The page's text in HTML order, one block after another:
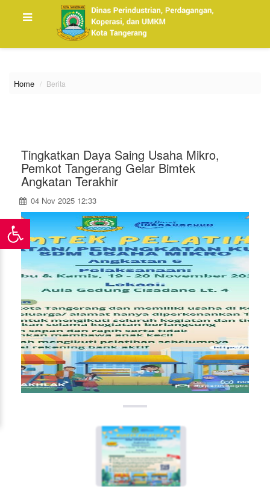
Home Berita
Tingkatkan Daya Saing Usaha Mikro,
Pemkot Tangerang Gelar Bimtek
Angkatan Terakhir
04 Nov 2025 12:33